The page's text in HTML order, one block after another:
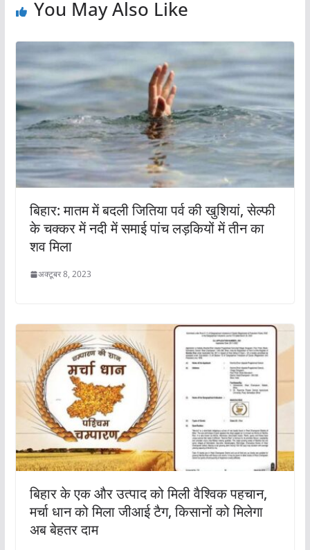
You May Also Like
बिहार: मातम में बदली जितिया पर्व की खुशियां, सेल्फी
के चक्कर में नदी में समाई पांच लड़कियों में तीन का
शव मिला
अक्टूबर 8, 2023
बिहार के एक और उत्पाद को मिली वैश्विक पहचान,
मर्चा धान को मिला जीआई टैग, किसानों को मिलेगा
अब बेहतर दाम